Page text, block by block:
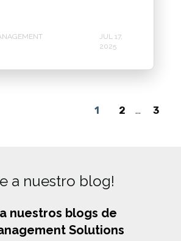
JUL 17,
2025
1 2 ... 3
a nuestro blog!
nuestros blogs de
Solutions